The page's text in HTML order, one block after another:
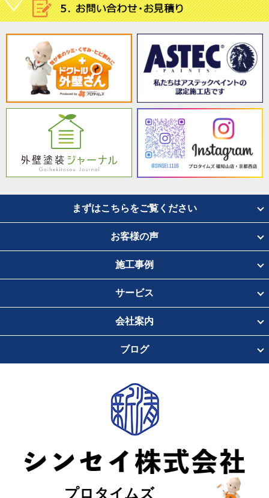
まずはこちらをご覧ください
お客様の声
施工事例
サービス
会社案内
ブログ
プロタイムズ